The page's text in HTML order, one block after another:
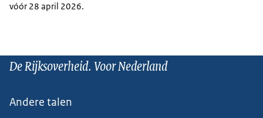
vóór 28 april 2026.
De Rijksoverheid. Voor Nederland
Andere talen